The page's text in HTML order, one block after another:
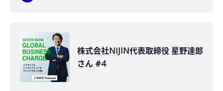
株式会社NIJIN代表取締役 星野達郎
さん #4